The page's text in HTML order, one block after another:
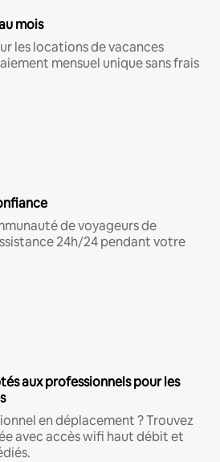
mois
les locations de vacances
mensuel unique sans frais
de voyageurs de
24h/24 pendant votre
aux professionnels pour les
en déplacement ? Trouvez
avec accès wifi haut débit et